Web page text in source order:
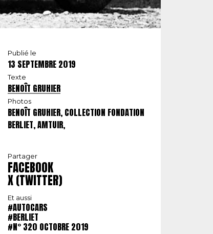
Publié le
13 SEPTEMBRE 2019
Texte
BENOÎT GRUHIER
Photos
BENOÎT GRUHIER, COLLECTION FONDATION
BERLIET, AMTUIR,
Partager
FACEBOOK
X (TWITTER)
Et aussi
#AUTOCARS
#BERLIET
#N° 320 OCTOBRE 2019